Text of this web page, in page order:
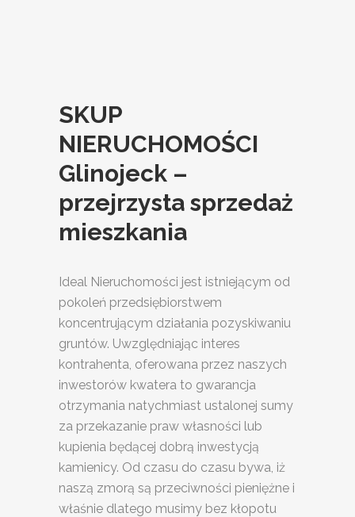
SKUP
NIERUCHOMOŚCI
Glinojeck –
przejrzysta sprzedaż
mieszkania
Ideal Nieruchomości jest istniejącym od
pokoleń przedsiębiorstwem
koncentrującym działania pozyskiwaniu
gruntów. Uwzględniając interes
kontrahenta, oferowana przez naszych
inwestorów kwatera to gwarancja
otrzymania natychmiast ustalonej sumy
za przekazanie praw własności lub
kupienia będącej dobrą inwestycją
kamienicy. Od czasu do czasu bywa, iż
naszą zmorą są przeciwności pieniężne i
właśnie dlatego musimy bez kłopotu